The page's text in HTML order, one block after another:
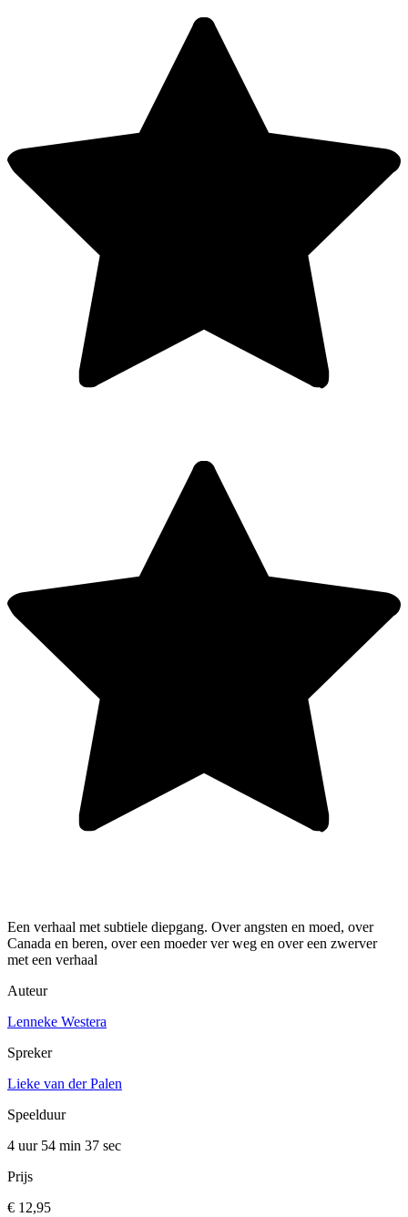
Een verhaal met subtiele diepgang. Over angsten en moed, over
Canada en beren, over een moeder ver weg en over een zwerver
met een verhaal
Auteur
Lenneke Westera
Spreker
Lieke van der Palen
Speelduur
4 uur 54 min 37 sec
Prijs
€ 12,95